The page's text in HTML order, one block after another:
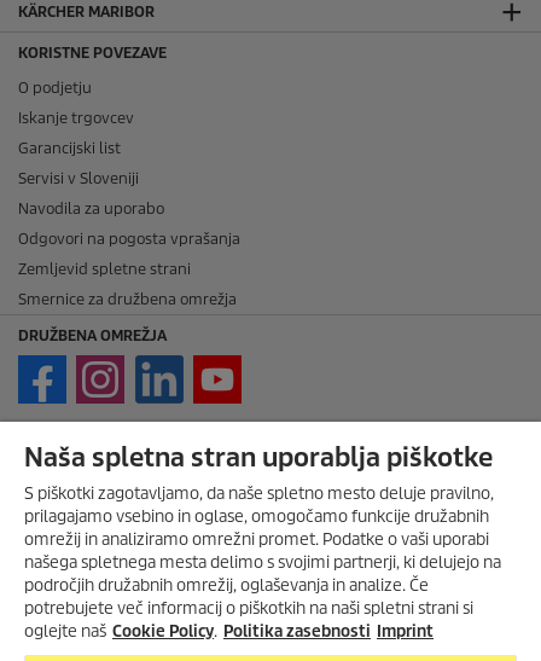
KÄRCHER MARIBOR
KORISTNE POVEZAVE
O podjetju
Iskanje trgovcev
Garancijski list
Servisi v Sloveniji
Navodila za uporabo
Odgovori na pogosta vprašanja
Zemljevid spletne strani
Smernice za družbena omrežja
DRUŽBENA OMREŽJA
PRAVNE ZADEVE
Imprint
Avtorske pravice
Zavrnitev odgovornosti
Pravila nagradne igre
Politika zasebnosti
Politika piškotkov
Naša spletna stran uporablja piškotke
S piškotki zagotavljamo, da naše spletno mesto deluje pravilno,
prilagajamo vsebino in oglase, omogočamo funkcije družabnih
omrežij in analiziramo omrežni promet. Podatke o vaši uporabi
našega spletnega mesta delimo s svojimi partnerji, ki delujejo na
področjih družabnih omrežij, oglaševanja in analize. Če
potrebujete več informacij o piškotkih na naši spletni strani si
oglejte naš Cookie Policy. Politika zasebnosti Imprint